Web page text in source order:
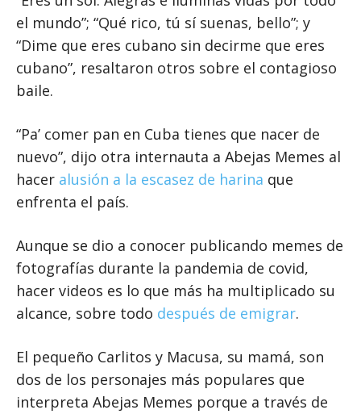
el mundo”; “Qué rico, tú sí suenas, bello”; y
“Dime que eres cubano sin decirme que eres
cubano”, resaltaron otros sobre el contagioso
baile.
“Pa’ comer pan en Cuba tienes que nacer de
nuevo”, dijo otra internauta a Abejas Memes al
hacer alusión a la escasez de harina que
enfrenta el país.
Aunque se dio a conocer publicando memes de
fotografías durante la pandemia de covid,
hacer videos es lo que más ha multiplicado su
alcance, sobre todo después de emigrar.
El pequeño Carlitos y Macusa, su mamá, son
dos de los personajes más populares que
interpreta Abejas Memes porque a través de